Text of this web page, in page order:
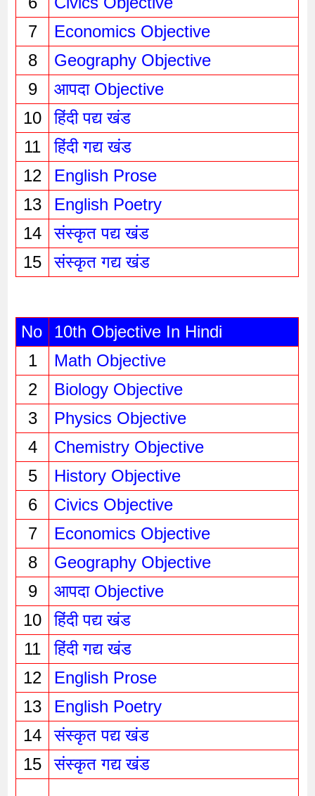
7
Economics Objective
8
Geography Objective
9
आपदा Objective
10
हिंदी पद्य खंड
11
हिंदी गद्य खंड
12
English Prose
13
English Poetry
14
संस्कृत पद्य खंड
15
संस्कृत गद्य खंड
No
10th Objective In Hindi
1
Math Objective
2
Biology Objective
3
Physics Objective
4
Chemistry Objective
5
History Objective
6
Civics Objective
7
Economics Objective
8
Geography Objective
9
आपदा Objective
10
हिंदी पद्य खंड
11
हिंदी गद्य खंड
12
English Prose
13
English Poetry
14
संस्कृत पद्य खंड
15
संस्कृत गद्य खंड